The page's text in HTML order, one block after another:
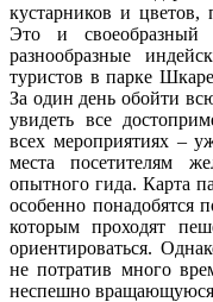
кустарников и
Это и своеобразный
разнообразные
туристов в парке
За один день обойти
увидеть все
всех мероприятиях –
места посетителям
опытного гида. Карта
особенно понадобятся
которым проходят
ориентироваться.
не потратив много
неспешно